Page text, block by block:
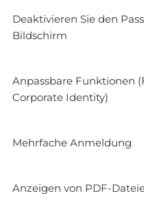
Deaktivieren Sie den
Bildschirm
Anpassbare Funktionen
Corporate Identity)
Mehrfache Anmeldung
Anzeigen von PDF-